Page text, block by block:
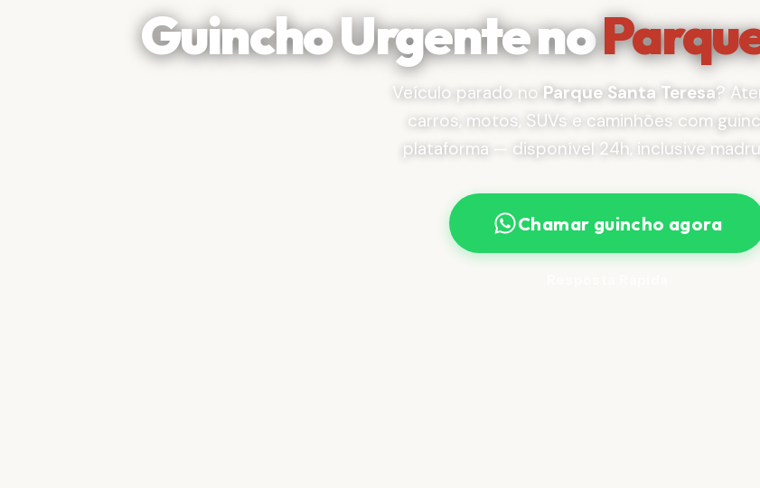
Guincho Urgente no
Veículo parado no Parque Santa Teresa?
carros, motos, SUVs e caminhões com
plataforma — disponível 24h, inclusive
Chamar guincho agora